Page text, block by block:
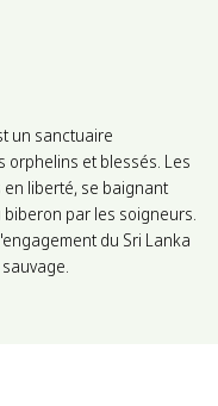
un sanctuaire
et blessés. Les
liberté, se baignant
par les soigneurs.
du Sri Lanka